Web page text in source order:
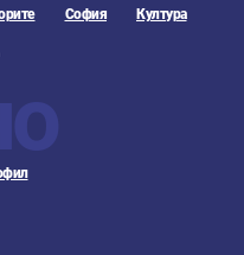
София Култура